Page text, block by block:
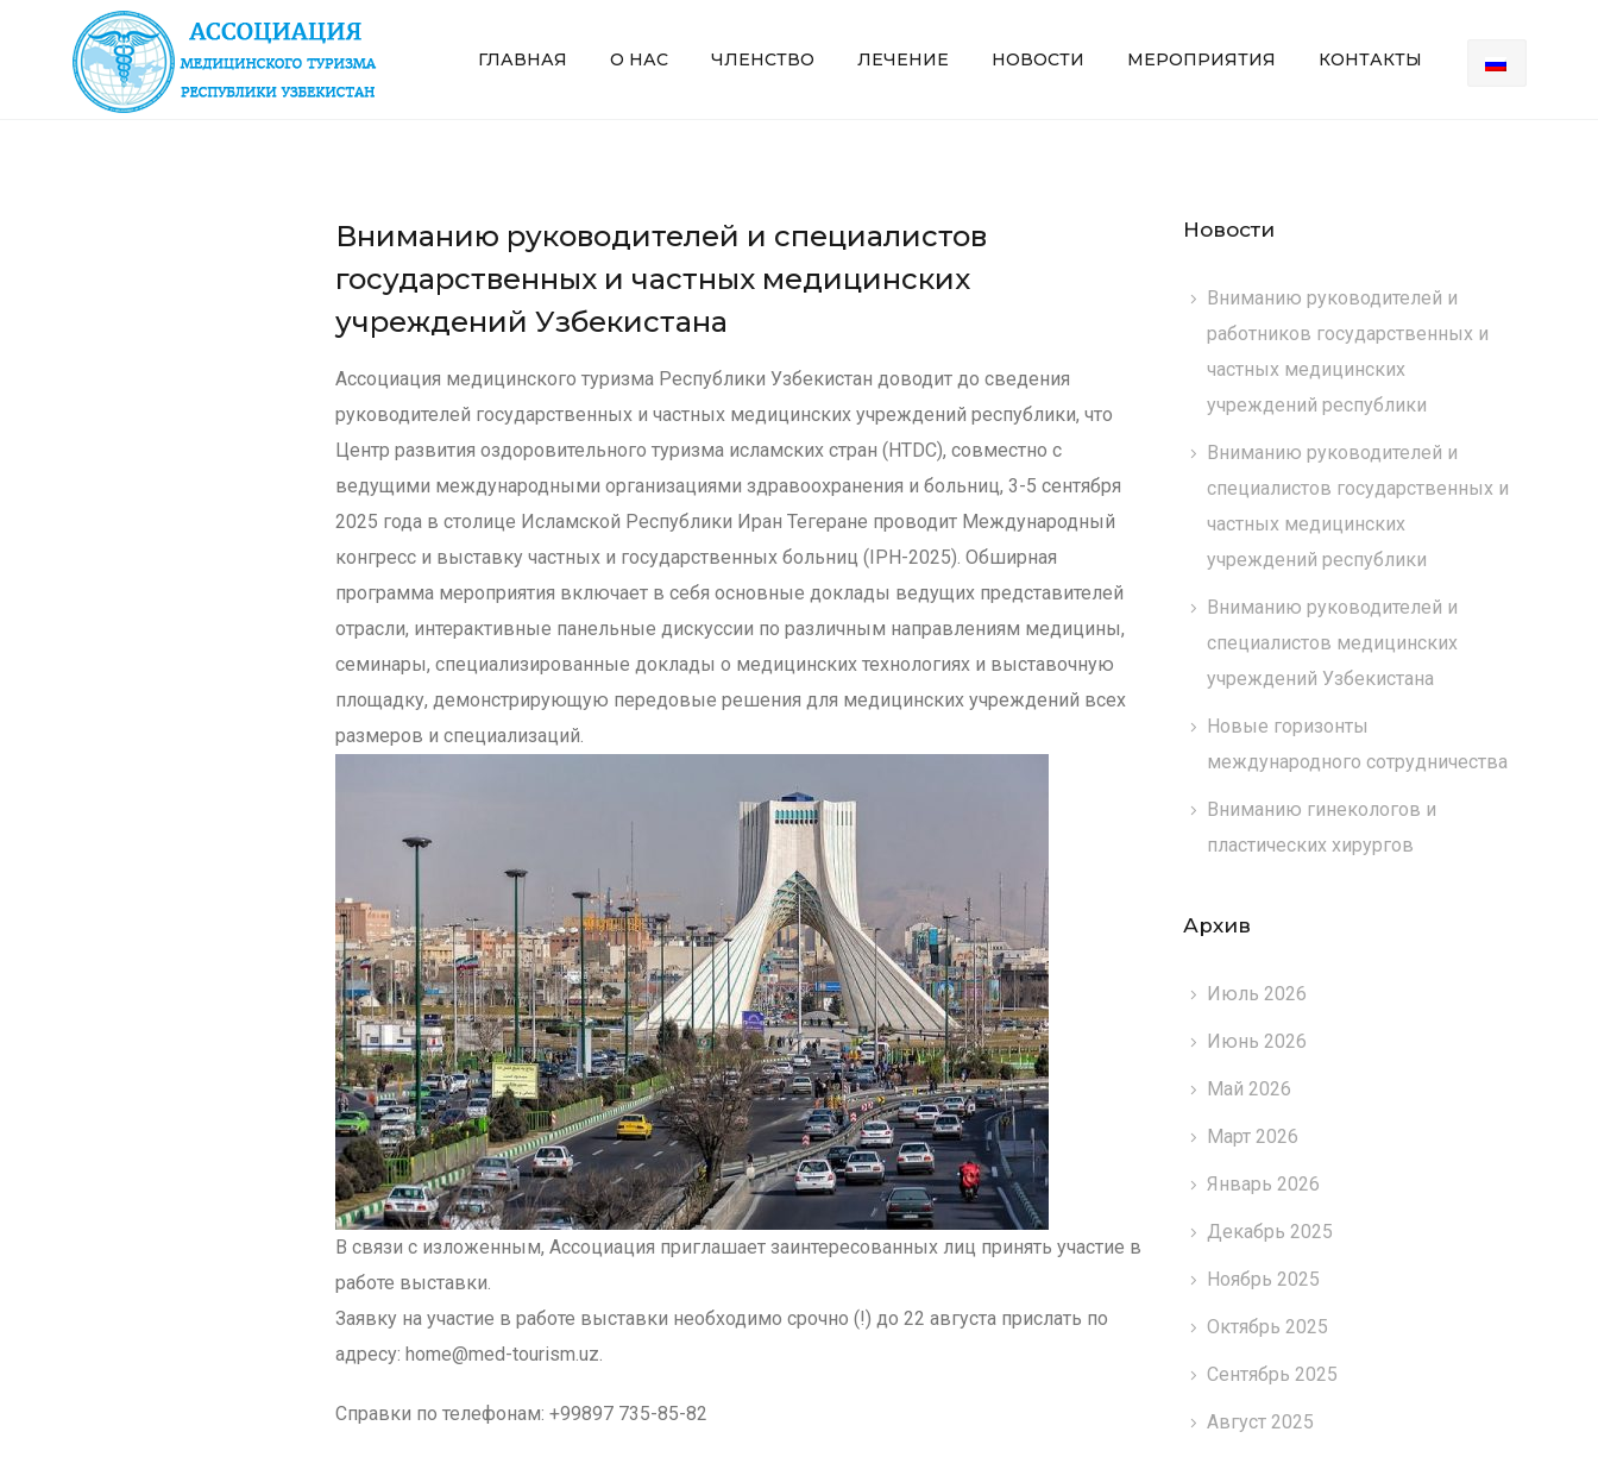
ГЛАВНАЯ О НАС ЧЛЕНСТВО ЛЕЧЕНИЕ НОВОСТИ МЕРОПРИЯТИЯ КОНТАКТЫ
Вниманию руководителей и специалистов
государственных и частных медицинских
учреждений Узбекистана
Ассоциация медицинского туризма Республики Узбекистан доводит до сведения
руководителей государственных и частных медицинских учреждений республики, что
Центр развития оздоровительного туризма исламских стран (HTDC), совместно с
ведущими международными организациями здравоохранения и больниц, 3-5 сентября
2025 года в столице Исламской Республики Иран Тегеране проводит Международный
конгресс и выставку частных и государственных больниц (IPH-2025). Обширная
программа мероприятия включает в себя основные доклады ведущих представителей
отрасли, интерактивные панельные дискуссии по различным направлениям медицины,
семинары, специализированные доклады о медицинских технологиях и выставочную
площадку, демонстрирующую передовые решения для медицинских учреждений всех
размеров и специализаций.
В связи с изложенным, Ассоциация приглашает заинтересованных лиц принять участие в
работе выставки.
Заявку на участие в работе выставки необходимо срочно (!) до 22 августа прислать по
адресу: home@med-tourism.uz.
Справки по телефонам: +99897 735-85-82
Новости
Вниманию руководителей и
работников государственных и
частных медицинских
учреждений республики
Вниманию руководителей и
специалистов государственных и
частных медицинских
учреждений республики
Вниманию руководителей и
специалистов медицинских
учреждений Узбекистана
Новые горизонты
международного сотрудничества
Вниманию гинекологов и
пластических хирургов
Архив
Июль 2026
Июнь 2026
Май 2026
Март 2026
Январь 2026
Декабрь 2025
Ноябрь 2025
Октябрь 2025
Сентябрь 2025
Август 2025